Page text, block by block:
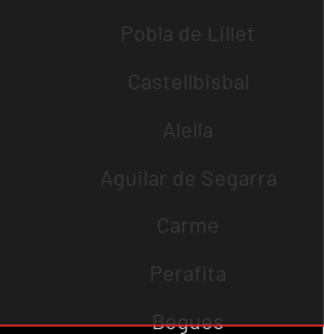
Pobla de Lillet
Castellbisbal
Alella
Aguilar de Segarra
Carme
Perafita
Begues